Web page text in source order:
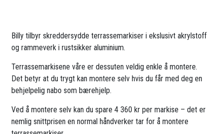
Billy tilbyr skreddersydde terrassemarkiser i ekslusivt akrylstoff
og rammeverk i rustsikker aluminium.
Terrassemarkisene våre er dessuten veldig enkle å montere.
Det betyr at du trygt kan montere selv hvis du får med deg en
behjelpelig nabo som bærehjelp.
Ved å montere selv kan du spare 4 360 kr per markise – det er
nemlig snittprisen en normal håndverker tar for å montere